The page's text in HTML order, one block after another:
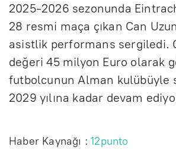
2025-2026 sezonunda
28 resmi maça çıkan Can
asistlik performans sergiledi.
değeri 45 milyon Euro olarak
futbolcunun Alman kulübüyle
2029 yılına kadar devam
Haber Kaynağı :12punto